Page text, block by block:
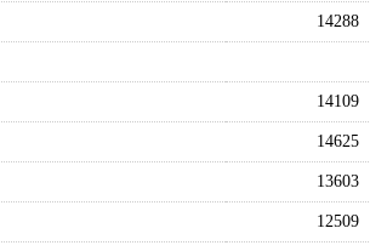
14288
14109
14625
13603
12509